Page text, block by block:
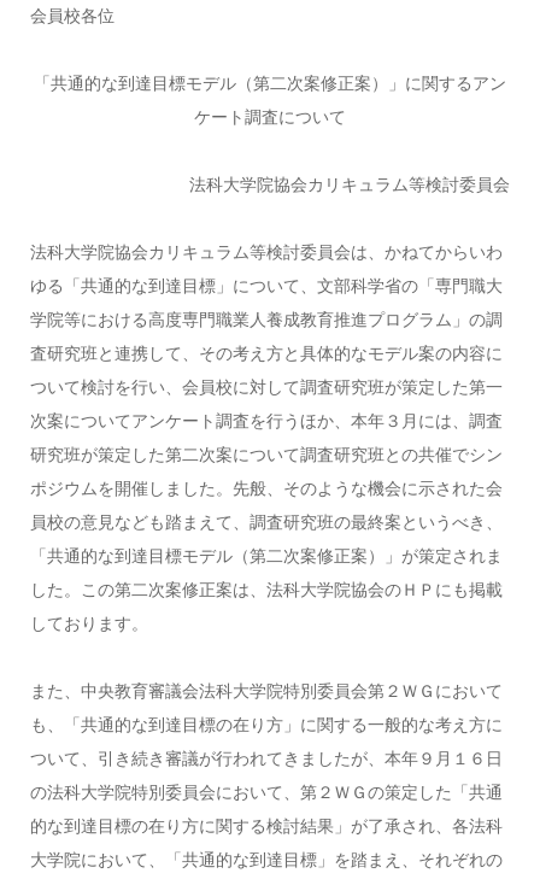
会員校各位
「共通的な到達目標モデル（第二次案修正案）」に関するアン
ケート調査について
法科大学院協会カリキュラム等検討委員会
法科大学院協会カリキュラム等検討委員会は、かねてからいわ
ゆる「共通的な到達目標」について、文部科学省の「専門職大
学院等における高度専門職業人養成教育推進プログラム」の調
査研究班と連携して、その考え方と具体的なモデル案の内容に
ついて検討を行い、会員校に対して調査研究班が策定した第一
次案についてアンケート調査を行うほか、本年３月には、調査
研究班が策定した第二次案について調査研究班との共催でシン
ポジウムを開催しました。先般、そのような機会に示された会
員校の意見なども踏まえて、調査研究班の最終案というべき、
「共通的な到達目標モデル（第二次案修正案）」が策定されま
した。この第二次案修正案は、法科大学院協会のＨＰにも掲載
しております。
また、中央教育審議会法科大学院特別委員会第２ＷＧにおいて
も、「共通的な到達目標の在り方」に関する一般的な考え方に
ついて、引き続き審議が行われてきましたが、本年９月１６日
の法科大学院特別委員会において、第２ＷＧの策定した「共通
的な到達目標の在り方に関する検討結果」が了承され、各法科
大学院において、「共通的な到達目標」を踏まえ、それぞれの